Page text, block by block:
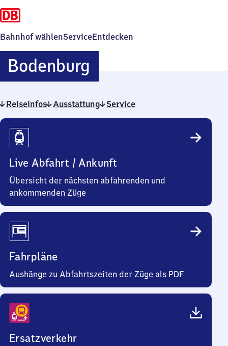
Bahnhof wählenServiceEntdecken
Bodenburg
Reiseinfos Ausstattung Service
Reiseinfos
Live Abfahrt / Ankunft
Übersicht der nächsten abfahrenden und
ankommenden Züge
Fahrpläne
Aushänge zu Abfahrtszeiten der Züge als PDF
Ersatzverkehr